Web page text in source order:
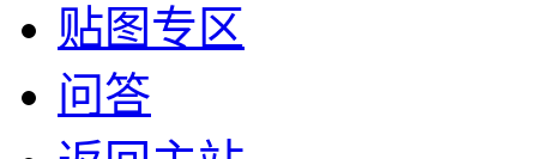
贴图专区
问答